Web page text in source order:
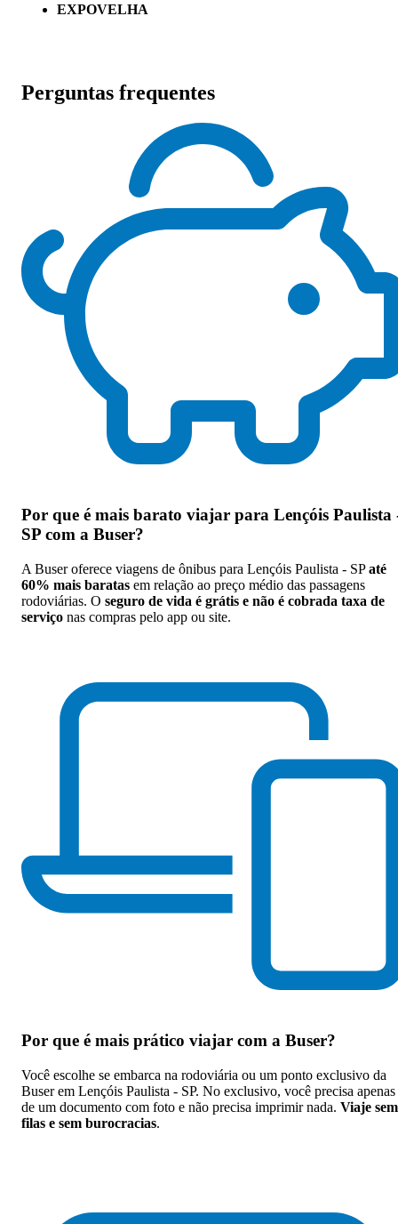
EXPOVELHA
Perguntas frequentes
Por que é mais barato viajar para Lençóis Paulista
SP com a Buser?
A Buser oferece viagens de ônibus para Lençóis Paulista - SPaté
60% mais baratas em relação ao preço médio das passagens
rodoviárias. O seguro de vida é grátis e não é cobrada taxa de
serviço nas compras pelo app ou site.
Por que é mais prático viajar com a Buser?
Você escolhe se embarca na rodoviária ou um ponto exclusivo da
Buser em Lençóis Paulista - SP. No exclusivo, você precisa apenas
de um documento com foto e não precisa imprimir nada. Viaje sem
filas e sem burocracias.